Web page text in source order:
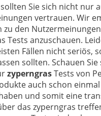
Sie sich nicht nur
vertrauen. Wir
zu den
Tests anzuschauen.
Fällen nicht seriös,
sollten. Schauen Sie
zyperngrasTests von
auch schon
und somit eine
das zyperngras